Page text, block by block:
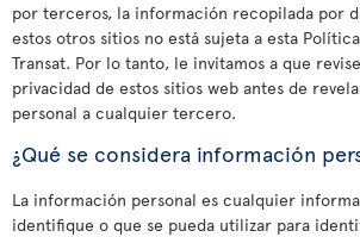
por terceros, la información recopilada por
estos otros sitios no está sujeta a esta
Transat. Por lo tanto, le invitamos a que
privacidad de estos sitios web antes de
personal a cualquier tercero.
¿Qué se considera información
La información personal es cualquier
identifique o que se pueda utilizar para